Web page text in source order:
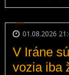
01.08.2026
V Iráne
vozia iba